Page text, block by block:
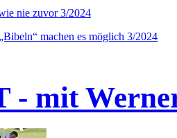
nie zuvor 3/2024
machen es möglich 3/2024
- mit